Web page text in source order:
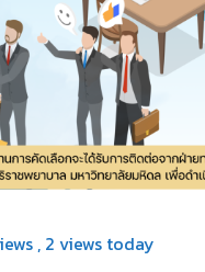
, 2 views today